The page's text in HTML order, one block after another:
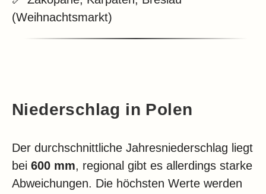
(Weihnachtsmarkt)
Niederschlag in Polen
Der durchschnittliche Jahresniederschlag liegt
bei 600 mm, regional gibt es allerdings starke
Abweichungen. Die höchsten Werte werden